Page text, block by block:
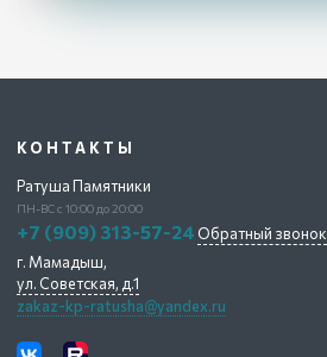
КОНТАКТЫ
Ратуша Памятники
ПН-ВС с 10:00 до 20:00
+7 (909) 313-57-24 Обратный звонок
г. Мамадыш,
ул. Советская, д.1
zakaz-kp-ratusha@yandex.ru